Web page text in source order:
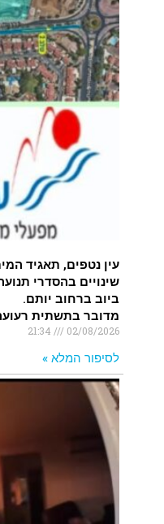
עין נטפים, תאגיד
שינויים בהסדרי
ביוב ברחוב יותם.
מדובר בתשתית
02/08/2026
לסיפור המלא »